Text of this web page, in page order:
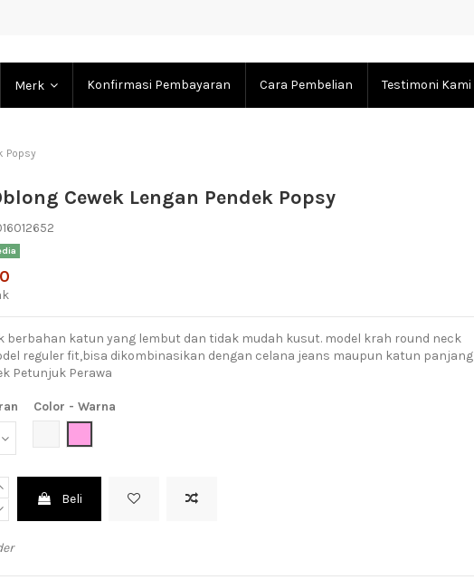
Merk Konfirmasi Pembayaran Cara Pembelian Testimoni Kami
Popsy
Cewek Lengan Pendek Popsy
berbahan katun yang lembut dan tidak mudah kusut. model krah round neck
reguler fit,bisa dikombinasikan dengan celana jeans maupun katun panjang
Petunjuk Perawa
Color - Warna
Beli